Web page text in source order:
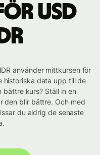
USD
använder mittkursen för
historiska data upp till de
bättre kurs? Ställ in en
den blir bättre. Och med
du aldrig de senaste